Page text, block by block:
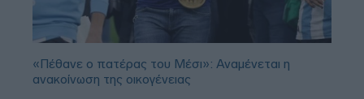
«Πέθανε ο πατέρας του Μέσι»: Αναμένεται η
ανακοίνωση της οικογένειας